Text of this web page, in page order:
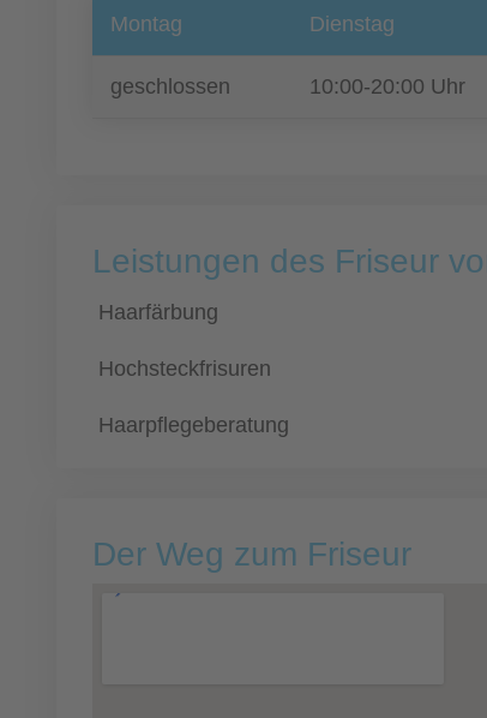
Montag Dienstag
geschlossen 10:00-20:00 Uhr
Leistungen des Friseur
Haarfärbung
Hochsteckfrisuren
Haarpflegeberatung
Der Weg zum Friseur